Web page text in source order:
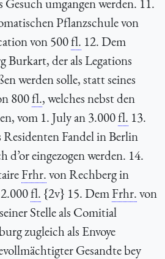
Pflanzschule von
von 500fl. 12. Dem
Burkart, der als Legations
werden solle, statt seines
800fl., welches nebst den
vom 1. July an 3.000fl. 13.
Fandel in Berlin
d’or eingezogen werden. 14.
Frhr.von Rechberg in
fl. {2v} 15. DemFrhr.von
Stelle als Comitial
zugleich als Envoye
Gesandte bey